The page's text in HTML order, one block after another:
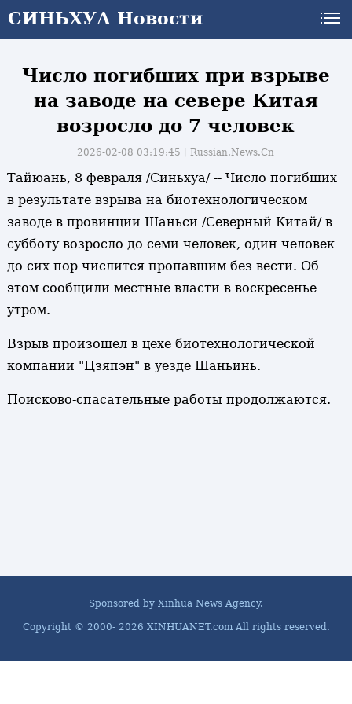
СИНЬХУА Новости
СИНЬХУА Новости
Число погибших при взрыве
на заводе на севере Китая
возросло до 7 человек
2026-02-08 03:19:45丨Russian.News.Cn
Тайюань, 8 февраля /Синьхуа/ -- Число погибших
в результате взрыва на биотехнологическом
заводе в провинции Шаньси /Северный Китай/ в
субботу возросло до семи человек, один человек
до сих пор числится пропавшим без вести. Об
этом сообщили местные власти в воскресенье
утром.
Взрыв произошел в цехе биотехнологической
компании "Цзяпэн" в уезде Шаньинь.
Поисково-спасательные работы продолжаются.
Sponsored by Xinhua News Agency.
Copyright © 2000- 2026 XINHUANET.com All rights reserved.